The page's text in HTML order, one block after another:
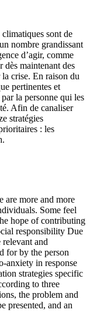
sont de
nombre grandissant
d’agir, comme
dès maintenant des
la crise. En raison du
pertinentes et
par la personne qui les
Afin de canaliser
stratégies
: les
are more and more
Some feel
hope of contributing
responsibility Due
and
for by the person
anxiety in response
strategies specific
to three
the problem and
presented, and an